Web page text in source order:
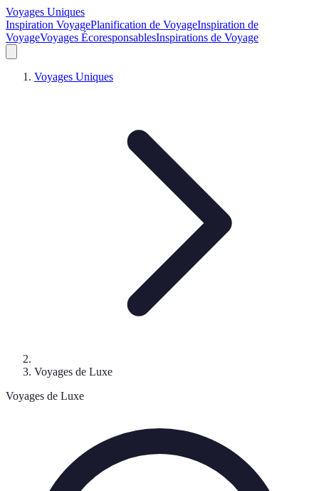
Voyages Uniques
Inspiration VoyagePlanification de VoyageInspiration de
VoyageVoyages ÉcoresponsablesInspirations de Voyage
Voyages Uniques
Voyages de Luxe
Voyages de Luxe